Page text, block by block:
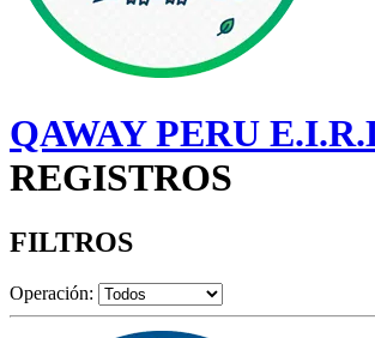
QAWAY PERU
REGISTROS
FILTROS
Operación: